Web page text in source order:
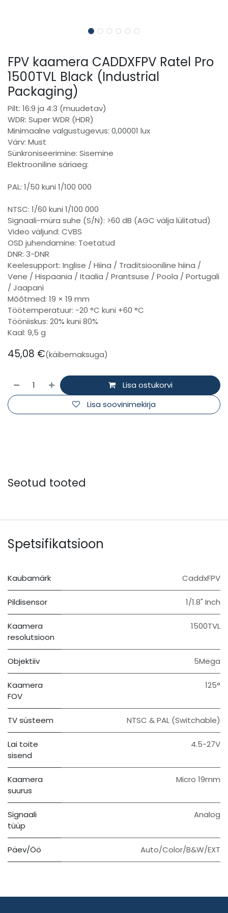
FPV kaamera CADDXFPV Ratel Pro
1500TVL Black (Industrial
Packaging)
Pilt: 16:9 ja 4:3 (muudetav)
WDR: Super WDR (HDR)
Minimaalne valgustugevus: 0,00001 lux
Värv: Must
Sünkroniseerimine: Sisemine
Elektrooniline säriaeg:
PAL: 1/50 kuni 1/100 000
NTSC: 1/60 kuni 1/100 000
Signaali-müra suhe (S/N): >60 dB (AGC välja lülitatud)
Video väljund: CVBS
OSD juhendamine: Toetatud
DNR: 3-DNR
Keelesupport: Inglise / Hiina / Traditsiooniline hiina /
Vene / Hispaania / Itaalia / Prantsuse / Poola / Portugali
/ Jaapani
Mõõtmed: 19 × 19 mm
Töötemperatuur: -20 °C kuni +60 °C
Tööniiskus: 20% kuni 80%
Kaal: 9,5 g
45,08 €(käibemaksuga)
Lisa ostukorvi
Lisa soovinimekirja
Seotud tooted
Spetsifikatsioon
Kaubamärk CaddxFPV
Pildisensor 1/1.8" Inch
Kaamera
resolutsioon
1500TVL
Objektiiv 5Mega
Kaamera
FOV
125°
TV süsteem NTSC & PAL (Switchable)
Lai toite
sisend
4.5-27V
Kaamera
suurus
Micro 19mm
Signaali
tüüp
Analog
Päev/Öö Auto/Color/B&W/EXT